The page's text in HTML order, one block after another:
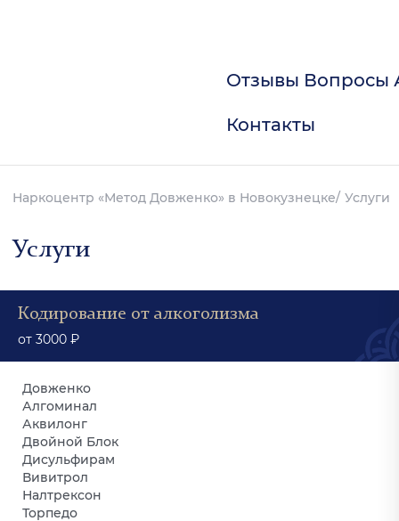
Отзывы Вопросы
Контакты
Наркоцентр «Метод Довженко» в Новокузнецке Услуги
Услуги
Кодирование от алкоголизма
от 3000 ₽
Довженко
Алгоминал
Аквилонг
Двойной Блок
Дисульфирам
Вивитрол
Налтрексон
Торпедо